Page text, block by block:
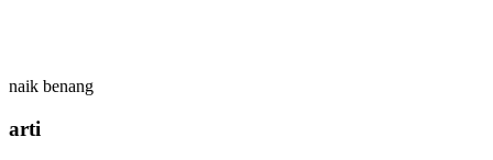
naik benang
arti